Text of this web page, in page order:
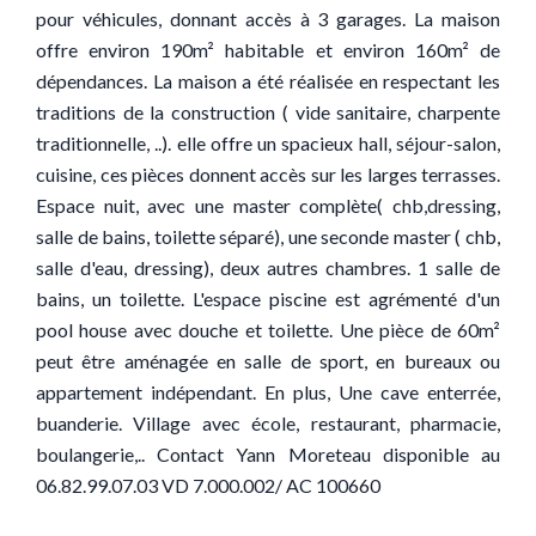
pour véhicules, donnant accès à 3 garages. La maison
offre environ 190m² habitable et environ 160m² de
dépendances. La maison a été réalisée en respectant les
traditions de la construction ( vide sanitaire, charpente
traditionnelle, ..). elle offre un spacieux hall, séjour-salon,
cuisine, ces pièces donnent accès sur les larges terrasses.
Espace nuit, avec une master complète( chb,dressing,
salle de bains, toilette séparé), une seconde master ( chb,
salle d'eau, dressing), deux autres chambres. 1 salle de
bains, un toilette. L'espace piscine est agrémenté d'un
pool house avec douche et toilette. Une pièce de 60m²
peut être aménagée en salle de sport, en bureaux ou
appartement indépendant. En plus, Une cave enterrée,
buanderie. Village avec école, restaurant, pharmacie,
boulangerie,.. Contact Yann Moreteau disponible au
06.82.99.07.03 VD 7.000.002/ AC 100660